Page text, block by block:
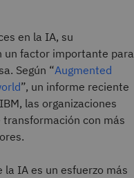
en la IA, su
un factor importante para
Según “Augmented
”, un informe reciente
las organizaciones
con más
IA es un esfuerzo más